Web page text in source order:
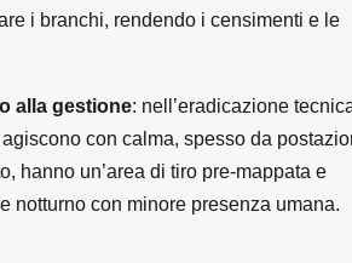
i branchi, rendendo i censimenti e le
alla gestione: nell’eradicazione
con calma, spesso da
hanno un’area di tiro pre-mappata e
notturno con minore presenza umana.